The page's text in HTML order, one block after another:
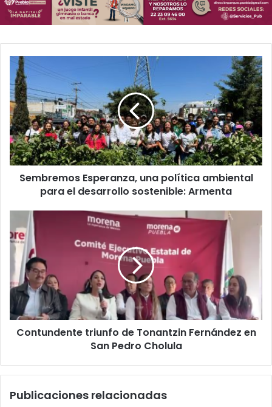
m
b
r
e
m
o
s
a
n
a
,
n
l
t
Sembremos Esperanza, una política ambiental
para el desarrollo sostenible: Armenta
o
n
n
d
n
u
Contundente triunfo de Tonantzin Fernández en
San Pedro Cholula
Publicaciones relacionadas